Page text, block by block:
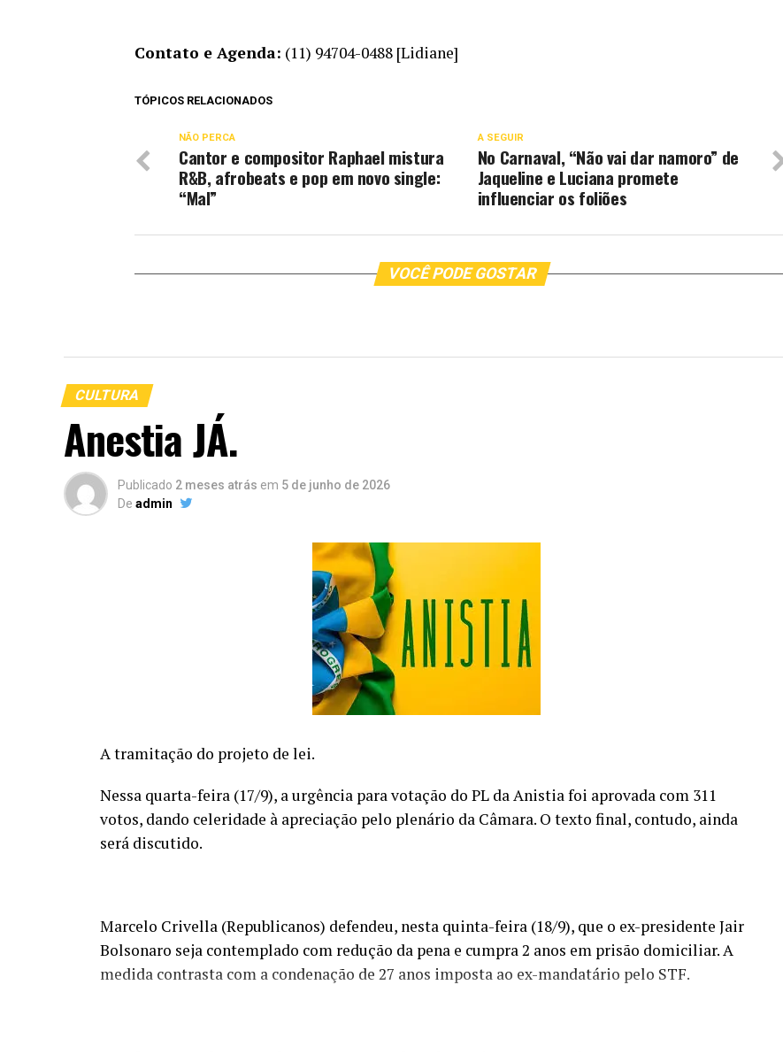
Contato e Agenda: (11) 94704-0488 [Lidiane]
TÓPICOS RELACIONADOS
A SEGUIR
No Carnaval, “Não vai dar namoro” de
Jaqueline e Luciana promete
influenciar os foliões
NÃO PERCA
Cantor e compositor Raphael mistura
R&B, afrobeats e pop em novo single:
“Mal”
VOCÊ PODE GOSTAR
CULTURA
Anestia JÁ.
Publicado 2 meses atrás em 5 de junho de 2026
De admin
A tramitação do projeto de lei.
Nessa quarta-feira (17/9), a urgência para votação do PL da Anistia foi aprovada com 311
votos, dando celeridade à apreciação pelo plenário da Câmara. O texto final, contudo, ainda
será discutido.
Marcelo Crivella (Republicanos) defendeu, nesta quinta-feira (18/9), que o ex-presidente Jair
Bolsonaro seja contemplado com redução da pena e cumpra 2 anos em prisão domiciliar. A
medida contrasta com a condenação de 27 anos imposta ao ex-mandatário pelo STF.